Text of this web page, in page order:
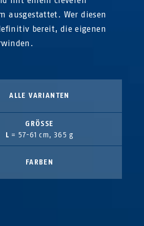
ausgestattet. Wer diesen
bereit, die eigenen
ALLE VARIANTEN
GRÖSSE
L = 57-61 cm, 365 g
FARBEN